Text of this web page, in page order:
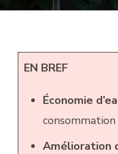
EN BREF
Économie
consommation
Amélioration